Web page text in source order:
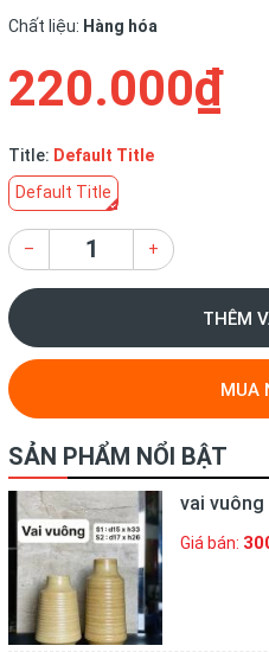
Chất liệu: Hàng hóa
220.000₫
Title: Default Title
Default Title
– +
THÊM
MUA
SẢN PHẨM NỔI BẬT
vai vuông
Giá bán: